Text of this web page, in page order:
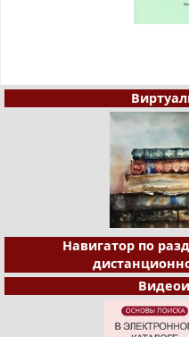
Навигатор по